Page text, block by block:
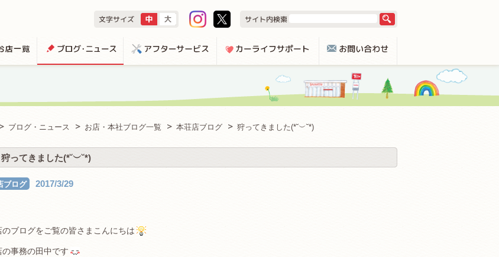
ブログ・ニュース お店・本社ブログ一覧 本荘店ブログ 狩ってきました(*˘︶˘*)
狩ってきました(*˘︶˘*)
ブログ 2017/3/29
のブログをご覧の皆さまこんにちは
の事務の田中です